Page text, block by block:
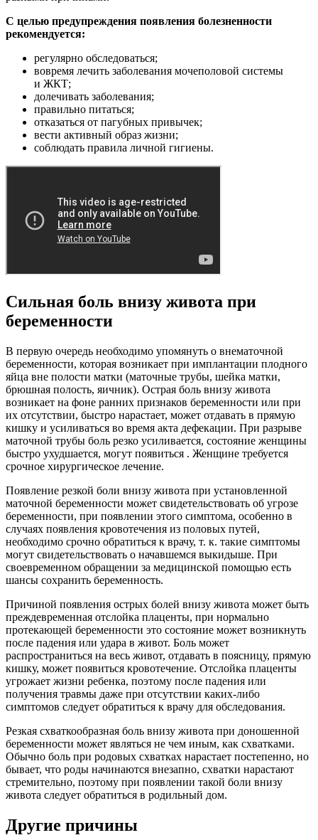
С целью предупреждения появления болезненности
рекомендуется:
регулярно обследоваться;
вовремя лечить заболевания мочеполовой системы
и ЖКТ;
долечивать заболевания;
правильно питаться;
отказаться от пагубных привычек;
вести активный образ жизни;
соблюдать правила личной гигиены.
Сильная боль внизу живота при
беременности
В первую очередь необходимо упомянуть о внематочной
беременности, которая возникает при имплантации плодного
яйца вне полости матки (маточные трубы, шейка матки,
брюшная полость, яичник). Острая боль внизу живота
возникает на фоне ранних признаков беременности или при
их отсутствии, быстро нарастает, может отдавать в прямую
кишку и усиливаться во время акта дефекации. При разрыве
маточной трубы боль резко усиливается, состояние женщины
быстро ухудшается, могут появиться . Женщине требуется
срочное хирургическое лечение.
Появление резкой боли внизу живота при установленной
маточной беременности может свидетельствовать об угрозе
беременности, при появлении этого симптома, особенно в
случаях появления кровотечения из половых путей,
необходимо срочно обратиться к врачу, т. к. такие симптомы
могут свидетельствовать о начавшемся выкидыше. При
своевременном обращении за медицинской помощью есть
шансы сохранить беременность.
Причиной появления острых болей внизу живота может быть
преждевременная отслойка плаценты, при нормально
протекающей беременности это состояние может возникнуть
после падения или удара в живот. Боль может
распространиться на весь живот, отдавать в поясницу, прямую
кишку, может появиться кровотечение. Отслойка плаценты
угрожает жизни ребенка, поэтому после падения или
получения травмы даже при отсутствии каких-либо
симптомов следует обратиться к врачу для обследования.
Резкая схваткообразная боль внизу живота при доношенной
беременности может являться не чем иным, как схватками.
Обычно боль при родовых схватках нарастает постепенно, но
бывает, что роды начинаются внезапно, схватки нарастают
стремительно, поэтому при появлении такой боли внизу
живота следует обратиться в родильный дом.
Другие причины